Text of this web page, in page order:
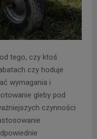
tego, czy ktoś
czy hoduje
wymagania i
gleby pod
czynności